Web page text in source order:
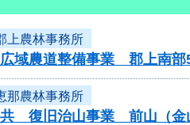
上農林事務所
広域農道整備事業 郡上南
那農林事務所
共 復旧治山事業 前山（金